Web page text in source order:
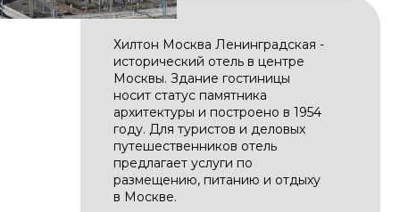
Хилтон Москва Ленинградская -
исторический отель в центре
Москвы. Здание гостиницы
носит статус памятника
архитектуры и построено в 1954
году. Для туристов и деловых
путешественников отель
предлагает услуги по
размещению, питанию и отдыху
в Москве.